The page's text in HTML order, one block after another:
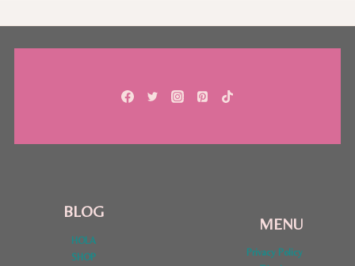
BLOG
HOLA
SHOP
MENU
Privacy Policy